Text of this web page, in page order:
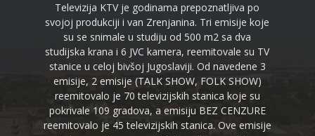
Televizija KTV je godinama prepoznatljiva po
svojoj produkciji i van Zrenjanina. Tri emisije koje
su se snimale u studiju od 500 m2 sa dva
studijska krana i 6 JVC kamera, reemitovale su TV
stanice u celoj bivšoj Jugoslaviji. Od navedene 3
emisije, 2 emisije (TALK SHOW, FOLK SHOW)
reemitovalo je 70 televizijskih stanica koje su
pokrivale 109 gradova, a emisiju BEZ CENZURE
reemitovalo je 45 televizijskih stanica. Ove emisije